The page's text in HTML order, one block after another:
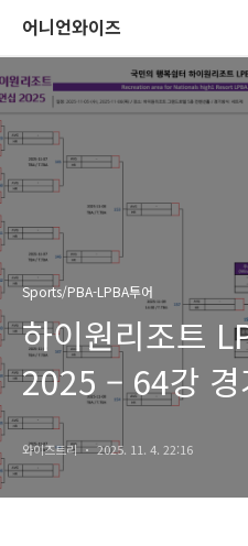
어니언와이즈
Sports/PBA-LPBA투어
하이원리조트
2025 – 64강
대진표
와이즈트리 2025. 11. 4. 22:16